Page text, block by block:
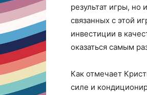
результат игры,
связанных с этой
инвестиции в
оказаться самым
Как отмечает
силе и